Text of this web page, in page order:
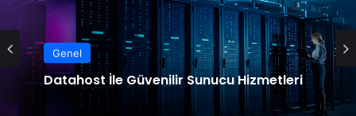
Genel
Datahost İle Güvenilir Sunucu Hizmetleri